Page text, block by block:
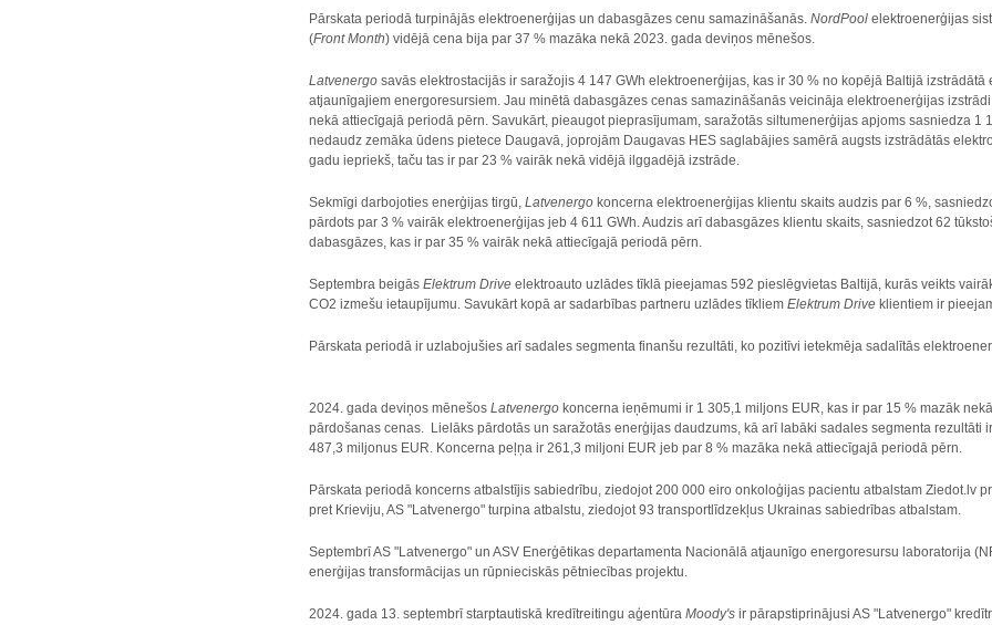
Pārskata periodā turpinājās elektroenerģijas un dabasgāzes cenu samazināšanās.NordPool elektroenerģijas
(Front Month) vidējā cena bija par 37 % mazāka nekā 2023. gada deviņos mēnešos.
Latvenergo savās elektrostacijās ir saražojis 4 147 GWh elektroenerģijas, kas ir 30 % no kopējā Baltijā
atjaunīgajiem energoresursiem. Jau minētā dabasgāzes cenas samazināšanās veicināja elektroenerģijas
nekā attiecīgajā periodā pērn. Savukārt, pieaugot pieprasījumam, saražotās siltumenerģijas apjoms sasniedza
nedaudz zemāka ūdens pietece Daugavā, joprojām Daugavas HES saglabājies samērā augsts izstrādātās
gadu iepriekš, taču tas ir par 23 % vairāk nekā vidējā ilggadējā izstrāde.
Sekmīgi darbojoties enerģijas tirgū,Latvenergo koncerna elektroenerģijas klientu skaits audzis par 6 %,
pārdots par 3 % vairāk elektroenerģijas jeb 4 611 GWh. Audzis arī dabasgāzes klientu skaits, sasniedzot 62
dabasgāzes, kas ir par 35 % vairāk nekā attiecīgajā periodā pērn.
Septembra beigās Elektrum Drive elektroauto uzlādes tīklā pieejamas 592 pieslēgvietas Baltijā, kurās veikts
CO2 izmešu ietaupījumu. Savukārt kopā ar sadarbības partneru uzlādes tīkliem Elektrum Drive klientiem ir
Pārskata periodā ir uzlabojušies arī sadales segmenta finanšu rezultāti, ko pozitīvi ietekmēja sadalītās
2024. gada deviņos mēnešosLatvenergo koncerna ieņēmumi ir 1 305,1 miljons EUR, kas ir par 15 % mazāk
pārdošanas cenas. Lielāks pārdotās un saražotās enerģijas daudzums, kā arī labāki sadales segmenta rezultāti
487,3 miljonus EUR. Koncerna peļņa ir 261,3 miljoni EUR jeb par 8 % mazāka nekā attiecīgajā periodā pērn.
Pārskata periodā koncerns atbalstījis sabiedrību, ziedojot 200 000 eiro onkoloģijas pacientu atbalstam Ziedot.lv
pret Krieviju, AS "Latvenergo" turpina atbalstu, ziedojot 93 transportlīdzekļus Ukrainas sabiedrības atbalstam.
Septembrī AS "Latvenergo" un ASV Enerģētikas departamenta Nacionālā atjaunīgo energoresursu laboratorija
enerģijas transformācijas un rūpnieciskās pētniecības projektu.
2024. gada 13. septembrī starptautiskā kredītreitingu aģentūraMoody's ir pārapstiprinājusi AS "Latvenergo"